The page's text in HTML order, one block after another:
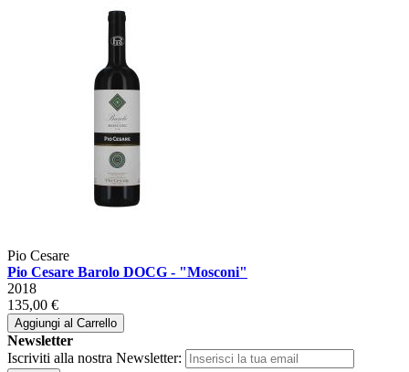
Pio Cesare
Pio Cesare Barolo DOCG - "Mosconi"
2018
135,00 €
Aggiungi al Carrello
Newsletter
Iscriviti alla nostra Newsletter: